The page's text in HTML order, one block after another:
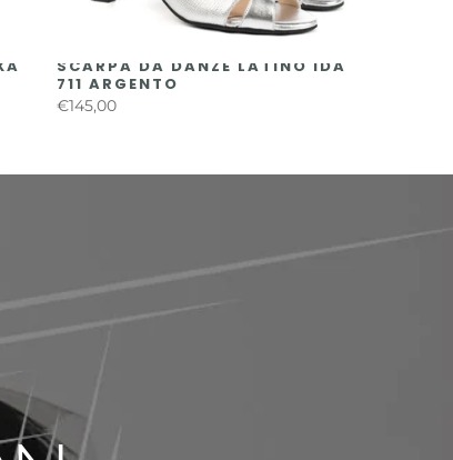
SCARPA DA DANZE LATINO IDA
711 ARGENTO
€145,00